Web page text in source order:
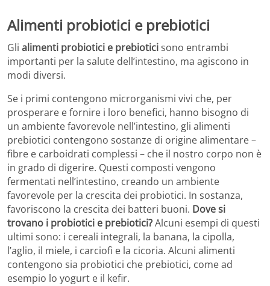
Alimenti probiotici e prebiotici
Gli alimenti probiotici e prebioticisono entrambi
importanti per la salute dell’intestino, ma agiscono in
modi diversi.
Se i primi contengono microrganismi vivi che, per
prosperare e fornire i loro benefici, hanno bisogno di
un ambiente favorevole nell’intestino, gli alimenti
prebiotici contengono sostanze di origine alimentare –
fibre e carboidrati complessi – che il nostro corpo non è
in grado di digerire. Questi composti vengono
fermentati nell’intestino, creando un ambiente
favorevole per la crescita dei probiotici. In sostanza,
favoriscono la crescita dei batteri buoni. Dove si
trovano i probiotici e prebiotici?Alcuni esempi di questi
ultimi sono: i cereali integrali, la banana, la cipolla,
l’aglio, il miele, i carciofi e la cicoria. Alcuni alimenti
contengono sia probiotici che prebiotici, come ad
esempio lo yogurt e il kefir.